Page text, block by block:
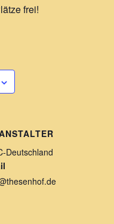
frei!
Deutschland